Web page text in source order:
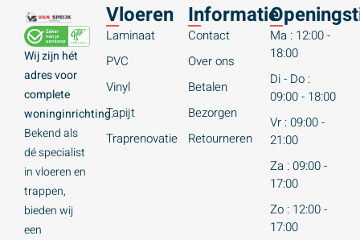
Wij zijn hét
adres voor
complete
woninginrichting.
Bekend als
dé specialist
in vloeren en
trappen,
bieden wij
een
Vloeren
Laminaat
PVC
Vinyl
Tapijt
Traprenovatie
Informatie
Contact
Over ons
Betalen
Bezorgen
Retourneren
Ma : 12:00 -
18:00
Di - Do :
09:00 - 18:00
Vr : 09:00 -
21:00
Za : 09:00 -
17:00
Zo : 12:00 -
17:00